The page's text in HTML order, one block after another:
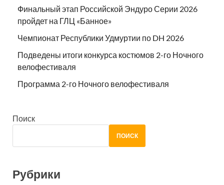
Финальный этап Российской Эндуро Серии 2026
пройдет на ГЛЦ «Банное»
Чемпионат Республики Удмуртии по DH 2026
Подведены итоги конкурса костюмов 2-го Ночного
велофестиваля
Программа 2-го Ночного велофестиваля
Поиск
ПОИСК
Рубрики